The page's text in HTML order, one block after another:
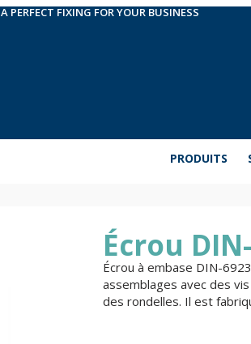
A PERFECT FIXING FOR YOUR BUSINESS
PRODUITS
Écrou
Écrou à embase DIN-
assemblages avec des
des rondelles. Il est